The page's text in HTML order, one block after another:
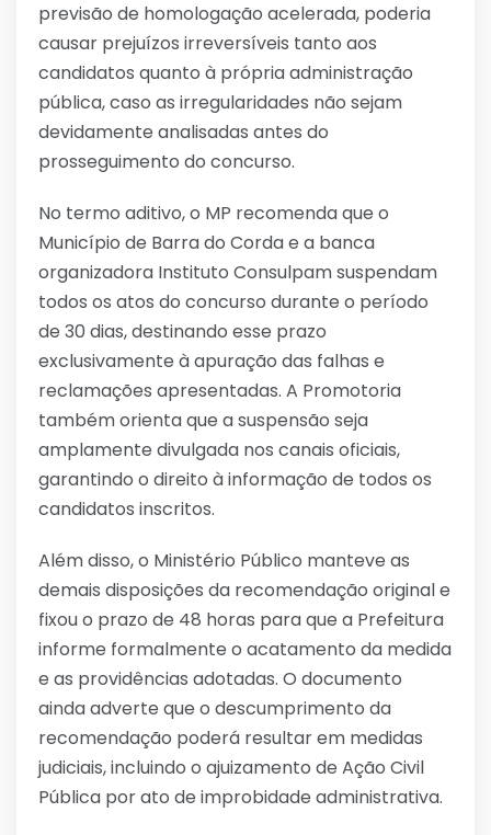
previsão de homologação acelerada, poderia
causar prejuízos irreversíveis tanto aos
candidatos quanto à própria administração
pública, caso as irregularidades não sejam
devidamente analisadas antes do
prosseguimento do concurso.
No termo aditivo, o MP recomenda que o
Município de Barra do Corda e a banca
organizadora Instituto Consulpam suspendam
todos os atos do concurso durante o período
de 30 dias, destinando esse prazo
exclusivamente à apuração das falhas e
reclamações apresentadas. A Promotoria
também orienta que a suspensão seja
amplamente divulgada nos canais oficiais,
garantindo o direito à informação de todos os
candidatos inscritos.
Além disso, o Ministério Público manteve as
demais disposições da recomendação original e
fixou o prazo de 48 horas para que a Prefeitura
informe formalmente o acatamento da medida
e as providências adotadas. O documento
ainda adverte que o descumprimento da
recomendação poderá resultar em medidas
judiciais, incluindo o ajuizamento de Ação Civil
Pública por ato de improbidade administrativa.